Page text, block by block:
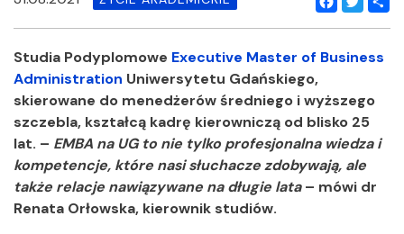
Facebook
Twitter
Studia Podyplomowe Executive Master of Business
Administration Uniwersytetu Gdańskiego,
skierowane do menedżerów średniego i wyższego
szczebla, kształcą kadrę kierowniczą od blisko 25
lat. – EMBA na UG to nie tylko profesjonalna wiedza i
kompetencje, które nasi słuchacze zdobywają, ale
także relacje nawiązywane na długie lata– mówi dr
Renata Orłowska, kierownik studiów.